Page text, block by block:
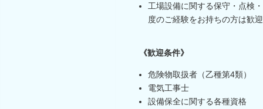
工場設備に関する保守・点検
度のご経験をお持ちの方は歓
《歓迎条件》
危険物取扱者（乙種第4類）
電気工事士
設備保全に関する各種資格